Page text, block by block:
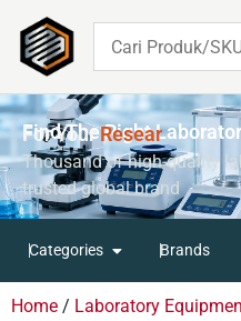
Find The Right
For YourRESEARCH
Thousand of high-quality
trusted global brand
Categories Brands
Home / Laboratory